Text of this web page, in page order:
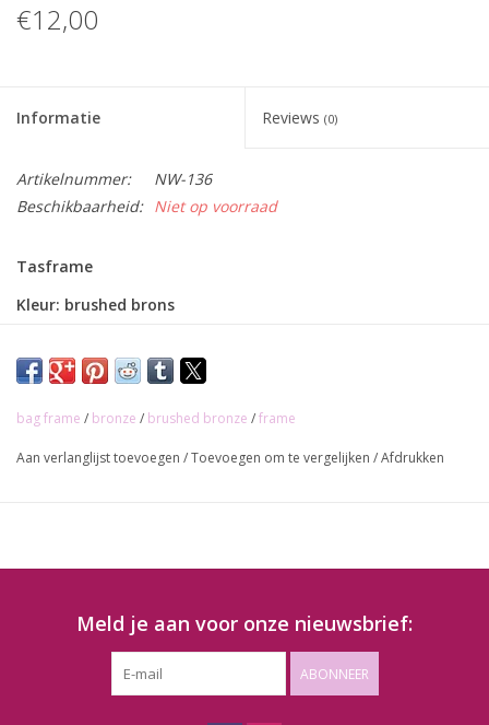
€12,00
Informatie Reviews (0)
Artikelnummer:
NW-136
Beschikbaarheid: Niet op voorraad
Tasframe
Kleur: brushed brons
bag frame / bronze / brushed bronze /frame
Aan verlanglijst toevoegen /Toevoegen om te vergelijken /Afdrukken
Meld je aan voor onze nieuwsbrief:
ABONNEER